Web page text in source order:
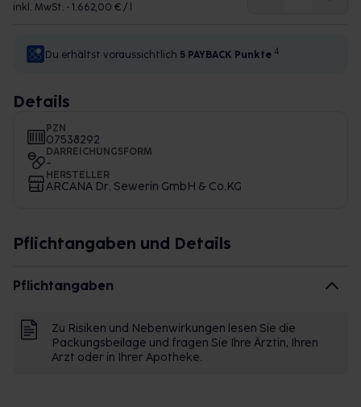
inkl. MwSt. • 1.662,00 € / l
Du erhältst voraussichtlich 5 PAYBACK Punkte 4
Details
PZN
07538292
DARREICHUNGSFORM
-
HERSTELLER
ARCANA Dr. Sewerin GmbH & Co.KG
Pflichtangaben und Details
Pflichtangaben
Zu Risiken und Nebenwirkungen lesen Sie die
Packungsbeilage und fragen Sie Ihre Ärztin, Ihren
Arzt oder in Ihrer Apotheke.